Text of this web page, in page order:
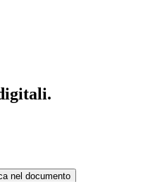
nel documento